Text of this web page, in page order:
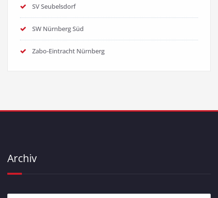
SV Seubelsdorf
SW Nürnberg Süd
Zabo-Eintracht Nürnberg
Archiv